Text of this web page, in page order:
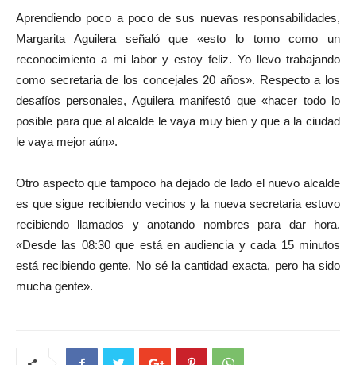
Aprendiendo poco a poco de sus nuevas responsabilidades,
Margarita Aguilera señaló que «esto lo tomo como un
reconocimiento a mi labor y estoy feliz. Yo llevo trabajando
como secretaria de los concejales 20 años». Respecto a los
desafíos personales, Aguilera manifestó que «hacer todo lo
posible para que al alcalde le vaya muy bien y que a la ciudad
le vaya mejor aún».
Otro aspecto que tampoco ha dejado de lado el nuevo alcalde
es que sigue recibiendo vecinos y la nueva secretaria estuvo
recibiendo llamados y anotando nombres para dar hora.
«Desde las 08:30 que está en audiencia y cada 15 minutos
está recibiendo gente. No sé la cantidad exacta, pero ha sido
mucha gente».